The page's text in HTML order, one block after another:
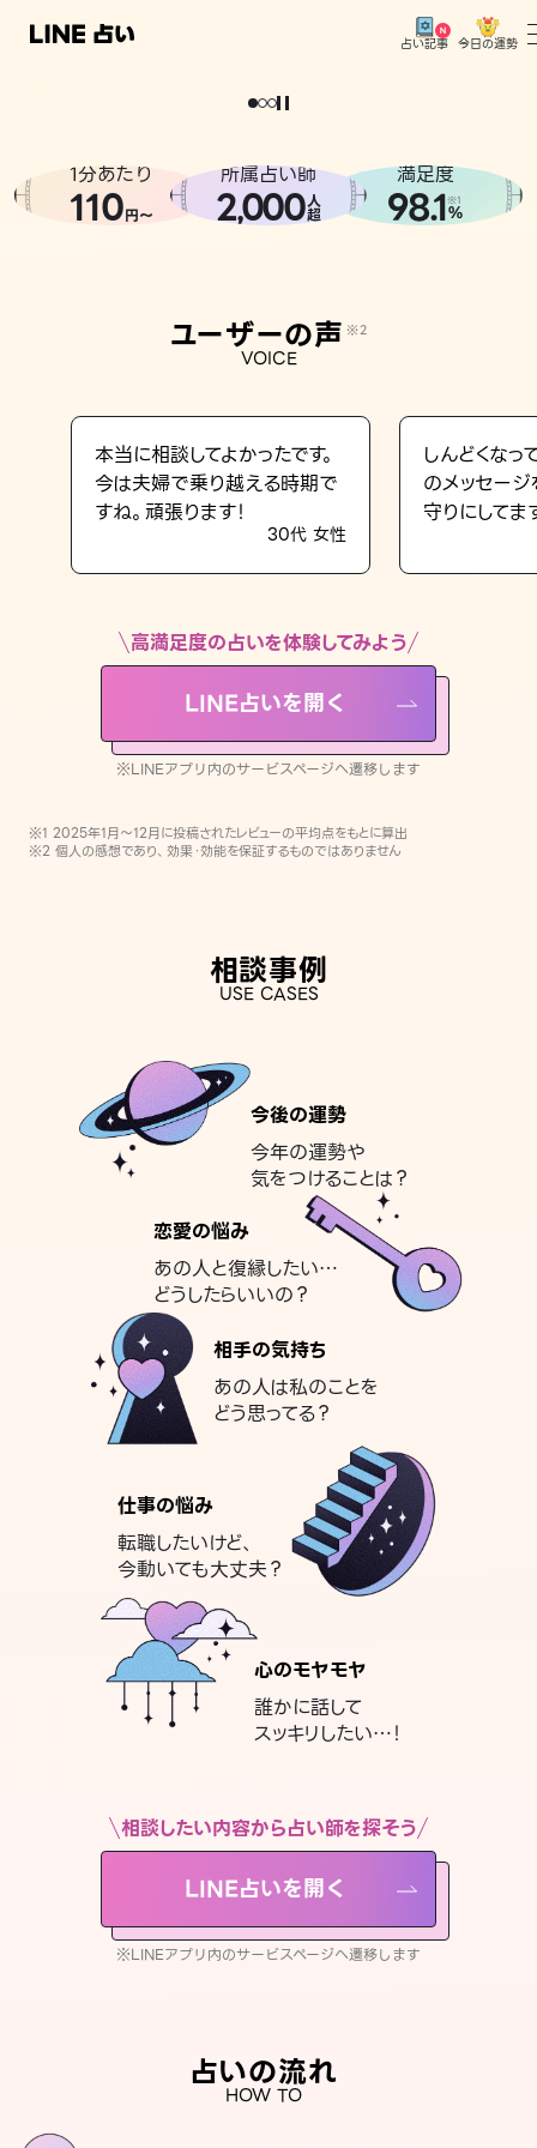
占い記事 今日の運勢
相談事例
LINE占いを開く
※LINEアプリ内のサービスページへ遷移します
どうせなら
。
1分あたり
110円〜
所属占い師
2,000人
超
満足度
98.1※1
%
ユーザーの声 ※2
VOICE
本当に相談してよかったです。
今は夫婦で乗り越える時期で
すね。頑張ります！
30代 女性
しんどくなっ
のメッセー
守りにしてま
高満足度の占いを体験してみよう
LINE占いを開く
※LINEアプリ内のサービスページへ遷移します
※1 2025年1月〜12月に投稿されたレビューの平均点をもとに算出
※2 個人の感想であり、効果・効能を保証するものではありません
相談事例
USE CASES
今後の運勢
今年の運勢や
気をつけることは？
恋愛の悩み
あの人と復縁したい…
どうしたらいいの？
相手の気持ち
あの人は私のことを
どう思ってる？
仕事の悩み
転職したいけど、
今動いても大丈夫？
心のモヤモヤ
誰かに話して
スッキリしたい…！
相談したい内容から占い師を探そう
LINE占いを開く
※LINEアプリ内のサービスページへ遷移します
占いの流れ
HOW TO